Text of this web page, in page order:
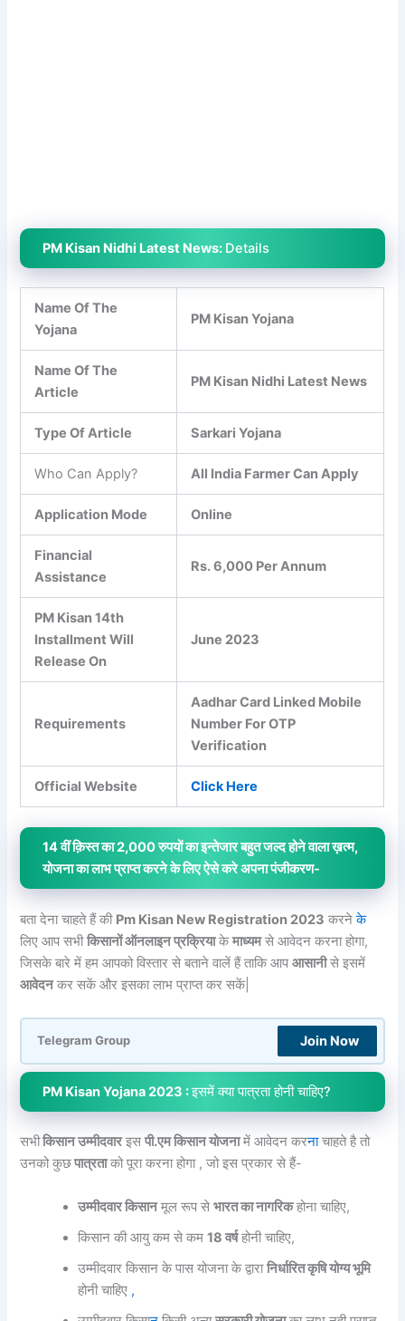
PM Kisan Nidhi Latest News: Details
Name Of The
Yojana
PM Kisan Yojana
Name Of The
Article
PM Kisan Nidhi Latest News
Type Of Article Sarkari Yojana
Who Can Apply? All India Farmer Can Apply
Application Mode Online
Financial
Assistance
Rs. 6,000 Per Annum
PM Kisan 14th
Installment Will
Release On
June 2023
Requirements
Aadhar Card Linked Mobile
Number For OTP
Verification
Official Website Click Here
14 वीं क़िस्त का 2,000 रुपयों का इन्तेजार बहुत जल्द होने वाला ख़त्म,
योजना का लाभ प्राप्त करने के लिए ऐसे करे अपना पंजीकरण-
बता देना चाहते हैं की Pm Kisan New Registration 2023 करनेके
लिए आप सभीकिसानों ऑनलाइन प्रक्रियाकेमाध्यमसे आवेदन करना होगा,
जिसके बारे में हम आपको विस्तार से बताने वालें हैं ताकि आपआसानीसे इसमें
आवेदनकर सकें और इसका लाभ प्राप्त कर सकें|
Telegram Group Join Now
PM Kisan Yojana 2023 :इसमें क्या पात्रता होनी चाहिए?
सभीकिसान उम्मीदवारइसपी.एम किसान योजनामें आवेदन करनाचाहते है तो
उनको कुछपात्रताको पूरा करना होगा , जो इस प्रकार से हैं-
उम्मीदवार किसानमूल रूप सेभारत का नागरिकहोना चाहिए,
किसान की आयु कम से कम18 वर्षहोनी चाहिए,
उम्मीदवार किसान के पास योजना के द्वारानिर्धारित कृषि योग्य भूमि
होनी चाहिए ,